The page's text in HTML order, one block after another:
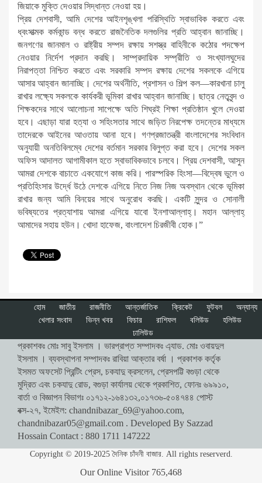
জিয়াকে মুক্তি দেওয়ার সিদ্ধান্ত নেওয়া হয়।
প্রিয় দেশবাসী, আমি দেশের আইনশৃঙ্খলা পরিস্থিতি স্বাভাবিক করতে এবং
ধ্বংসাত্মক কর্মকান্ড বন্ধ করতে রাজনৈতিক দলগুলির প্রতি আহ্বান জানাচ্ছি।
জনগণের জানমাল ও রাষ্ট্রীয় সম্পদ রক্ষায় সশস্ত্র বাহিনীকে কঠোর পদক্ষেপ
নেওয়ার নির্দেশ প্রদান করছি। সাম্প্রদায়িক সম্প্রীতি ও সংখ্যালঘুদের
নিরাপত্তা নিশ্চিত করতে এবং সরকারি সম্পদ রক্ষায় দেশের সকলকে এগিয়ে
আসার আহ্বান জানাচ্ছি। দেশের অর্থনীতি, প্রশাসন ও শিল্প কল—কারখানা চালু
রাখার লক্ষ্যে সকলকে কার্যকরী ভূমিকা রাখার আহ্বান জানাচ্ছি। ছাত্র নেতৃবৃন্দ ও
শিক্ষকদের সাথে আলোচনা সাপেক্ষে অতি শিঘ্রই শিক্ষা প্রতিষ্ঠান খুলে দেওয়া
হবে। এছাড়া যারা হত্যা ও সহিংসতার সাথে জড়িত নিরপেক্ষ তদন্তের মাধ্যমে
তাদেরকে আইনের আওতায় আনা হবে। গণপ্রজাতন্ত্রী বাংলাদেশের সংবিধান
অনুযায়ী অনতিবিলম্বে দেশের বর্তমান সরকার বিলুপ্ত করা হবে। দেশের সকল
অফিস আদালত আগামীকাল হতে স্বাভাবিকভাবে চলবে। প্রিয় দেশবাসী, আসুন
আমরা দেশকে বাচাতে একযোগে কাজ করি। পারস্পরিক হিংসা—বিদ্বেষ ভুলে ও
প্রতিহিংসার উর্দ্ধে উঠে দেশকে এগিয়ে নিতে নিজ নিজ অবস্থান থেকে ভূমিকা
রাখার জন্য আমি বিনয়ের সাথে অনুরোধ করছি। একটি সুন্দর ও সোনালী
ভবিষ্যতের প্রত্যাশায় আমরা এগিয়ে যাবো ইনশাআল্লাহ্। মহান আল্লাহ্
আমাদের সহায় হউন। খোদা হাফেজ, বাংলাদেশ চিরজীবী হোক।”
হোম জাতীয় রাজনীতি আন্তর্জাতিক ক্রিকেট ফুটবল
অন্যান্য
খেলার সংবাদ
ভিন্ন খবর ফিচার রাশিফল বলিউড
হলিউড
ঢালিউড
প্রকাশকঃ মোঃ সাবু ইসলাম । ভারপ্রাপ্ত সম্পাদকঃ এ্যাড. মোঃ ওবায়দুল
ইসলাম । ব্যবস্থাপনা সম্পাদকঃ রাবিয়া আক্তার বর্ষা । প্রকাশক কর্তৃক
ইসমত অফসেট প্রিন্টিং প্রেস, চকযাদু ক্রসলেন, প্রেসপট্টি বগুড়া থেকে
মুদ্রিত এবং চকযাদু রোড, বগুড়া কার্যালয় থেকে প্রকাশিত, ফোনঃ ৬৯৯১০,
বার্তা ও বিজ্ঞাপন বিভাগঃ ০১৭১২-১৬৪১৩২,০১৭৩৬-৫০৪৭৪৪ পোস্ট
বক্স-২৭, ইমেইল: chandnibazar_69@yahoo.com,
chandnibazar05@gmail.com . Developed By Sazzad
Hossain Contact : 880 1711 147222
Copyright © 2019-2025 দৈনিক চাঁদনী বাজার. All rights reserverd.
Our Online Visitor 765,468